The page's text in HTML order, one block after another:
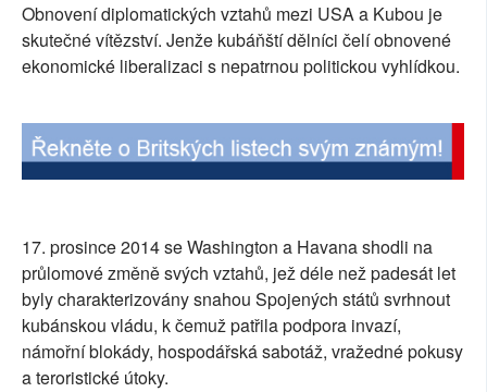
AUTOŘI
SOCIÁLNÍ SÍTĚ
RUBRIKY
PLNÁ VERZE STRÁNEK
Obnovení diplomatických vztahů mezi USA a Kubou je
skutečné vítězství. Jenže kubáňští dělníci čelí obnovené
ekonomické liberalizaci s nepatrnou politickou vyhlídkou.
17. prosince 2014 se Washington a Havana shodli na
průlomové změně svých vztahů, jež déle než padesát let
byly charakterizovány snahou Spojených států svrhnout
kubánskou vládu, k čemuž patřila podpora invazí,
námořní blokády, hospodářská sabotáž, vražedné pokusy
a teroristické útoky.